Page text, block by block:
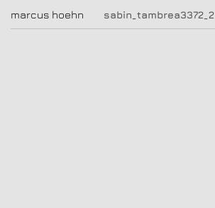
sabin_tambrea3372_2
marcus hoehn
|